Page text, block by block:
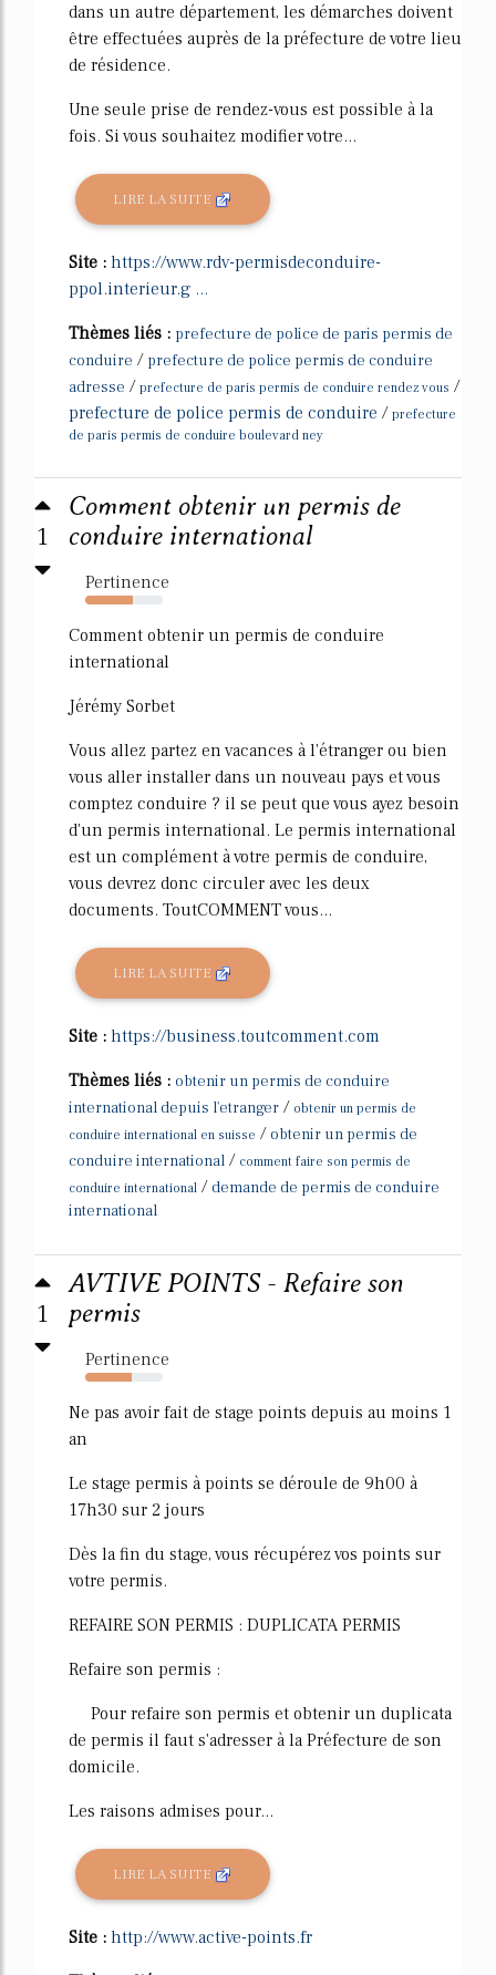
dans un autre département, les démarches doivent
être effectuées auprès de la préfecture de votre lieu
de résidence.
Une seule prise de rendez-vous est possible à la
fois. Si vous souhaitez modifier votre...
LIRE LA SUITE
Site : https://www.rdv-permisdeconduire-
ppol.interieur.g ...
Thèmes liés : prefecture de police de paris permis de
conduire / prefecture de police permis de conduire
adresse / prefecture de paris permis de conduire rendez vous /
prefecture de police permis de conduire / prefecture
de paris permis de conduire boulevard ney
1
Comment obtenir un permis de
conduire international
Pertinence
62%
Comment obtenir un permis de conduire
international
Jérémy Sorbet
Vous allez partez en vacances à l'étranger ou bien
vous aller installer dans un nouveau pays et vous
comptez conduire ? il se peut que vous ayez besoin
d'un permis international. Le permis international
est un complément à votre permis de conduire,
vous devrez donc circuler avec les deux
documents. ToutCOMMENT vous...
LIRE LA SUITE
Site : https://business.toutcomment.com
Thèmes liés : obtenir un permis de conduire
international depuis l'etranger / obtenir un permis de
conduire international en suisse / obtenir un permis de
conduire international / comment faire son permis de
conduire international / demande de permis de conduire
international
1
AVTIVE POINTS - Refaire son
permis
Pertinence
60%
Ne pas avoir fait de stage points depuis au moins 1
an
Le stage permis à points se déroule de 9h00 à
17h30 sur 2 jours
Dès la fin du stage, vous récupérez vos points sur
votre permis.
REFAIRE SON PERMIS : DUPLICATA PERMIS
Refaire son permis :
Pour refaire son permis et obtenir un duplicata
de permis il faut s'adresser à la Préfecture de son
domicile.
Les raisons admises pour...
LIRE LA SUITE
Site : http://www.active-points.fr